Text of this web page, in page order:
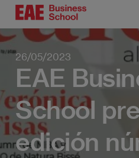
Pasar
contenido
principal
26/05/2023
EAE
School
edición